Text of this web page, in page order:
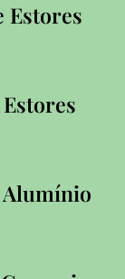
Estores
Alumínio